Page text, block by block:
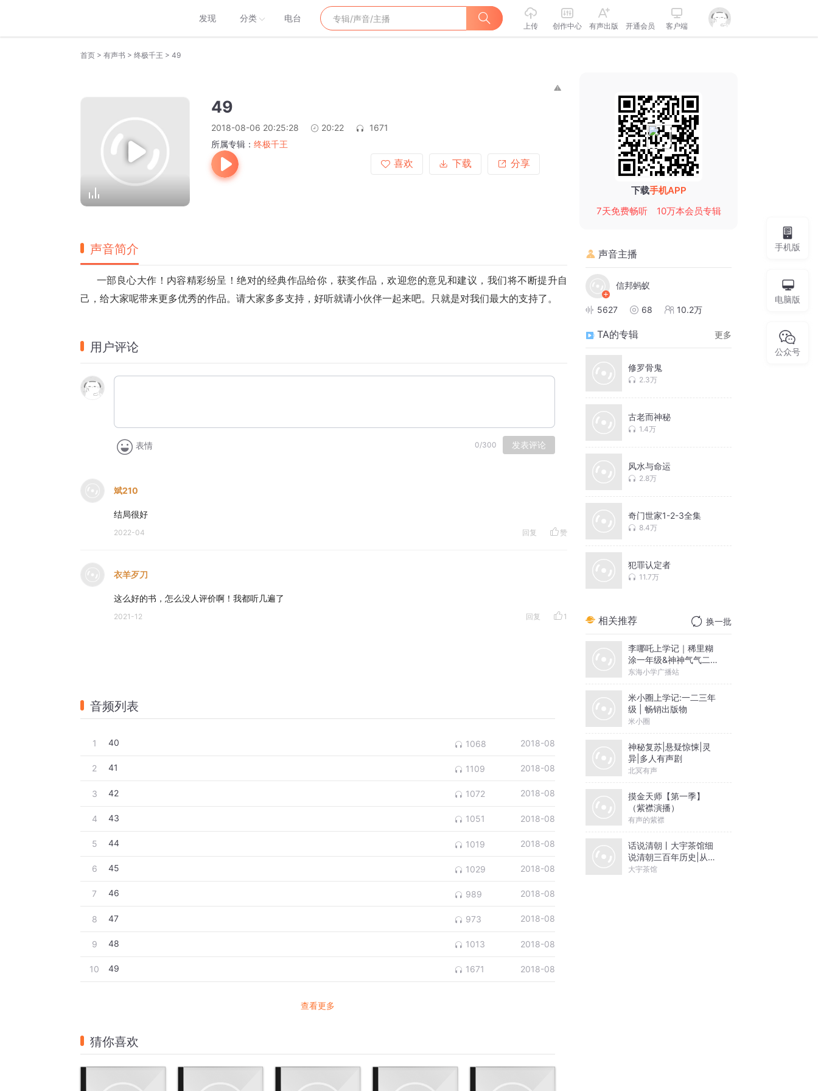
发现 分类 电台
上传 创作中心 有声出版 开通会员 客户端
首页 > 有声书 > 终极千王 > 49
49
2018-08-06 20:25:28 20:22
1671
所属专辑： 终极千王
喜欢
下载 分享
声音简介
一部良心大作！内容精彩纷呈！绝对的经典作品给你，获奖作品，欢迎您的意见和建议，我们将不断提升自
己，给大家呢带来更多优秀的作品。请大家多多支持，好听就请小伙伴一起来吧。只就是对我们最大的支持了。
用户评论
表情 0/300 发表评论
斌210
结局很好
2022-04 回复 赞
衣羊歹刀
这么好的书，怎么没人评价啊！我都听几遍了
2021-12 回复 1
音频列表
1 40 1068 2018-08
2 41 1109 2018-08
3 42 1072 2018-08
4 43 1051 2018-08
5 44 1019 2018-08
6 45 1029 2018-08
7 46 989 2018-08
8 47 973 2018-08
9 48 1013 2018-08
10 49 1671 2018-08
查看更多
猜你喜欢
下载手机APP
7天免费畅听
10万本会员专辑
声音主播
信邦蚂蚁
5627 68 10.2万
TA的专辑 更多
修罗骨鬼
2.3万
古老而神秘
1.4万
风水与命运
2.8万
奇门世家1-2-3全集
8.4万
犯罪认定者
11.7万
相关推荐 换一批
李哪吒上学记｜稀里糊
涂一年级&神神气气二年
级
东海小学广播站
米小圈上学记:一二三年
级 | 畅销出版物
米小圈
神秘复苏|悬疑惊悚|灵
异|多人有声剧
北冥有声
摸金天师【第一季】
（紫襟演播）
有声的紫襟
话说清朝丨大宇茶馆细
说清朝三百年历史|从努
尔哈赤到末代皇帝溥仪|
大宇茶馆
手机版
电脑版
公众号